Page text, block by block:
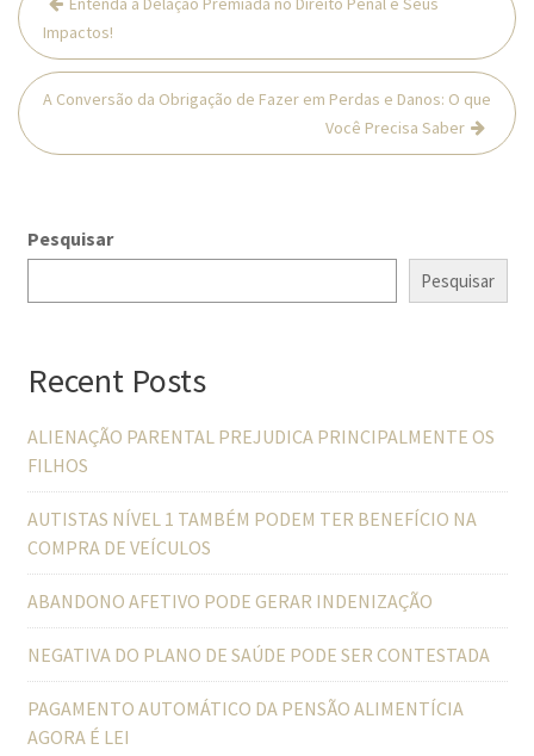
de
Post
Impactos!
A Conversão da Obrigação de Fazer em Perdas e Danos: O que
Você Precisa Saber
Pesquisar
Pesquisar
Recent Posts
ALIENAÇÃO PARENTAL PREJUDICA PRINCIPALMENTE OS
FILHOS
AUTISTAS NÍVEL 1 TAMBÉM PODEM TER BENEFÍCIO NA
COMPRA DE VEÍCULOS
ABANDONO AFETIVO PODE GERAR INDENIZAÇÃO
NEGATIVA DO PLANO DE SAÚDE PODE SER CONTESTADA
PAGAMENTO AUTOMÁTICO DA PENSÃO ALIMENTÍCIA
AGORA É LEI